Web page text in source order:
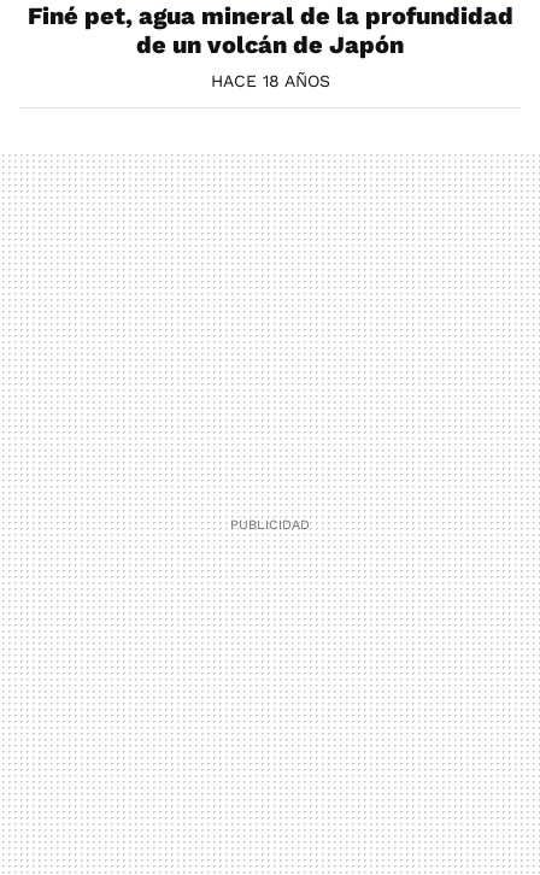
Finé pet, agua mineral de la profundidad
de un volcán de Japón
HACE 18 AÑOS